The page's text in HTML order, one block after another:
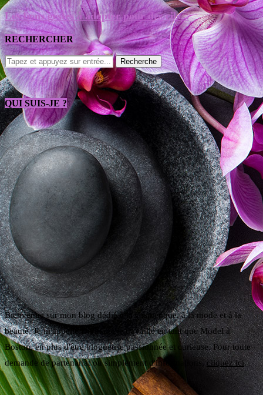
Les bons gestes à adopter pour des cils...
RECHERCHER
QUI SUIS-JE ?
Bienvenue sur mon blog dédié à la cosmétique, à la mode et à la
beauté. Je m'appelle Divina et je travaille en tant que Model à
Boston, en plus d'être blogueuse passionnée et curieuse. Pour toute
demande de partenariat ou simplement d'informations,cliquez ici.